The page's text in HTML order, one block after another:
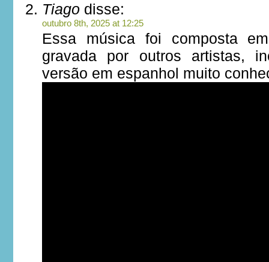
Tiago disse:
outubro 8th, 2025 at 12:25
Essa música foi composta
gravada por outros artistas,
versão em espanhol muito